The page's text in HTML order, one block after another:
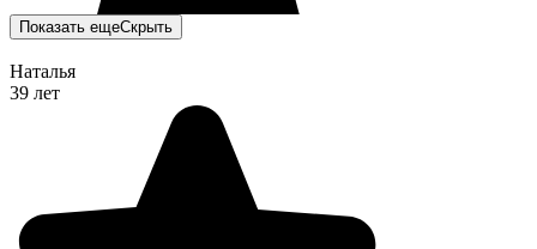
Показать ещеСкрыть
Наталья
39 лет